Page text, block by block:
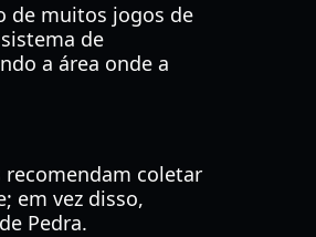
de muitos jogos de
de
a área onde a
coletar
em vez disso,
Pedra.